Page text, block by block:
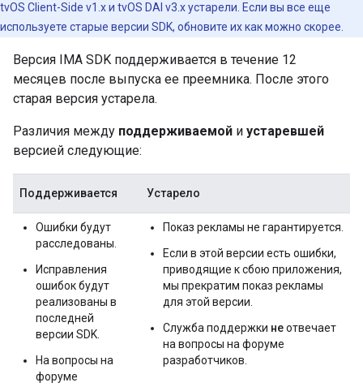
tvOS Client-Side v1.x и tvOS DAI v3.x устарели. Если вы все еще
используете старые версии SDK, обновите их как можно скорее.
Версия IMA SDK поддерживается в течение 12
месяцев после выпуска ее преемника. После этого
старая версия устарела.
Различия между поддерживаемой и устаревшей
версией следующие:
Поддерживается Устарело
Ошибки будут
расследованы.
Исправления
ошибок будут
реализованы в
последней
версии SDK.
На вопросы на
форуме
Показ рекламы не гарантируется.
Если в этой версии есть ошибки,
приводящие к сбою приложения,
мы прекратим показ рекламы
для этой версии.
Служба поддержки неотвечает
на вопросы на форуме
разработчиков.